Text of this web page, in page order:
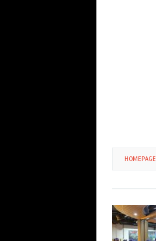
HOMEPAGE